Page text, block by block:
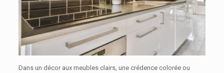
Dans un décor aux meubles clairs, une crédence colorée ou